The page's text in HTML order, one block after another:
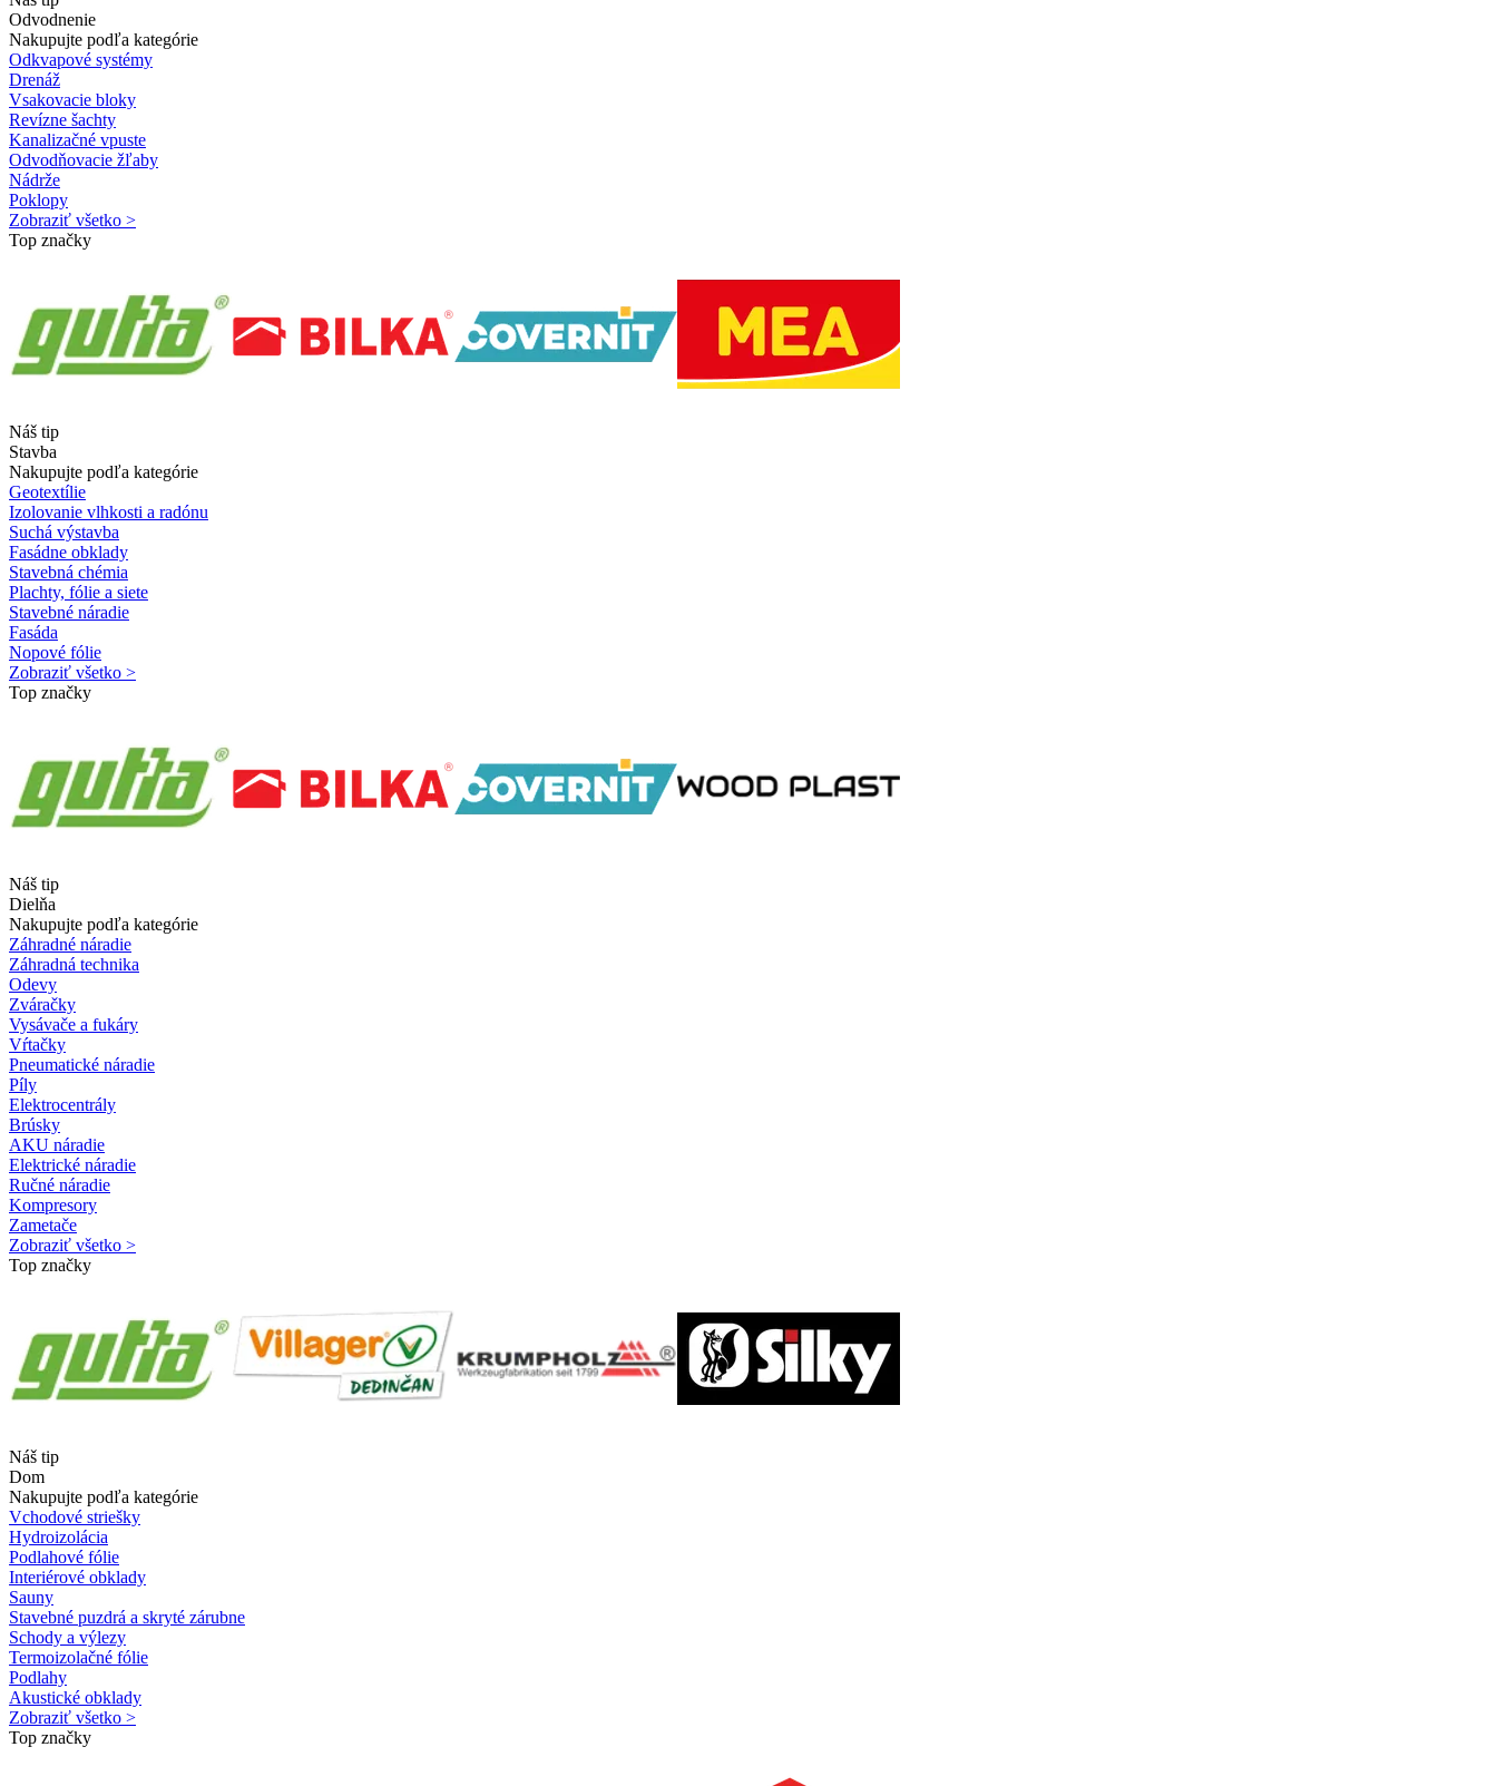
Odvodnenie
Nakupujte podľa kategórie
Odkvapové systémy
Drenáž
Vsakovacie bloky
Revízne šachty
Kanalizačné vpuste
Odvodňovacie žľaby
Nádrže
Poklopy
Zobraziť všetko >
Top značky
Náš tip
Stavba
Nakupujte podľa kategórie
Geotextílie
Izolovanie vlhkosti a radónu
Suchá výstavba
Fasádne obklady
Stavebná chémia
Plachty, fólie a siete
Stavebné náradie
Fasáda
Nopové fólie
Zobraziť všetko >
Top značky
Náš tip
Dielňa
Nakupujte podľa kategórie
Záhradné náradie
Záhradná technika
Odevy
Zváračky
Vysávače a fukáry
Vŕtačky
Pneumatické náradie
Píly
Elektrocentrály
Brúsky
AKU náradie
Elektrické náradie
Ručné náradie
Kompresory
Zametače
Zobraziť všetko >
Top značky
Náš tip
Dom
Nakupujte podľa kategórie
Vchodové striešky
Hydroizolácia
Podlahové fólie
Interiérové obklady
Sauny
Stavebné puzdrá a skryté zárubne
Schody a výlezy
Termoizolačné fólie
Podlahy
Akustické obklady
Zobraziť všetko >
Top značky